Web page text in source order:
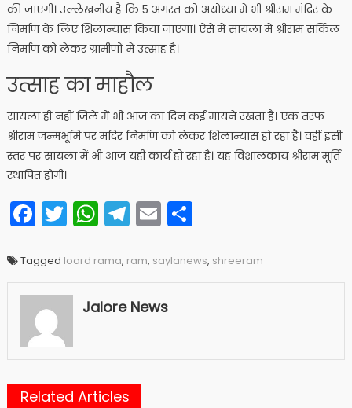
की जाएगी। उल्लेखनीय है कि 5 अगस्त को अयोध्या में भी श्रीराम मंदिर के
निर्माण के लिए शिलान्यास किया जाएगा। ऐसे में सायला में श्रीराम सर्किल
निर्माण को लेकर ग्रामीणों में उत्साह है।
उत्साह का माहौल
सायला ही नहीं जिले में भी आज का दिन कई मायने रखता है। एक तरफ
श्रीराम जन्मभूमि पर मंदिर निर्माण को लेकर शिलान्यास हो रहा है। वहीं इसी
स्तर पर सायला में भी आज यही कार्य हो रहा है। यह विशालकाय श्रीराम मूर्ति
स्थापित होगी।
Facebook
Twitter
WhatsApp
Telegram
EmailShare
Tagged loard rama, ram, saylanews, shreeram
Jalore News
Related Articles